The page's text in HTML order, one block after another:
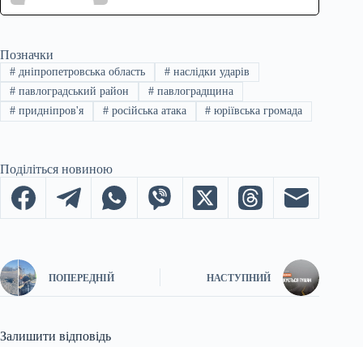
Позначки
#дніпропетровська область #наслідки ударів
#павлоградський район #павлоградщина
#придніпров'я #російська атака # юріївська громада
Поділіться новиною
ПОПЕРЕДНІЙ НАСТУПНИЙ
Залишити відповідь